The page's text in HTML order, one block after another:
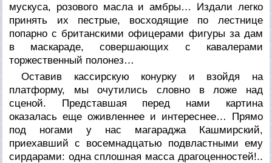
мускуса, розового масла и амбры… Издали легко
принять их пестрые, восходящие по лестнице
попарно с британскими офицерами фигуры за дам
в маскараде, совершающих с кавалерами
торжественный полонез…
Оставив кассирскую конурку и взойдя на
платформу, мы очутились словно в ложе над
сценой. Представшая перед нами картина
оказалась еще оживленнее и интереснее… Прямо
под ногами у нас магараджа Кашмирский,
приехавший с восемнадцатью подвластными ему
сирдарами: одна сплошная масса драгоценностей!..